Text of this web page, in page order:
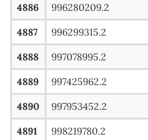
4886 996280209.2
4887 996299315.2
4888 997078995.2
4889 997425962.2
4890 997953452.2
4891 998219780.2